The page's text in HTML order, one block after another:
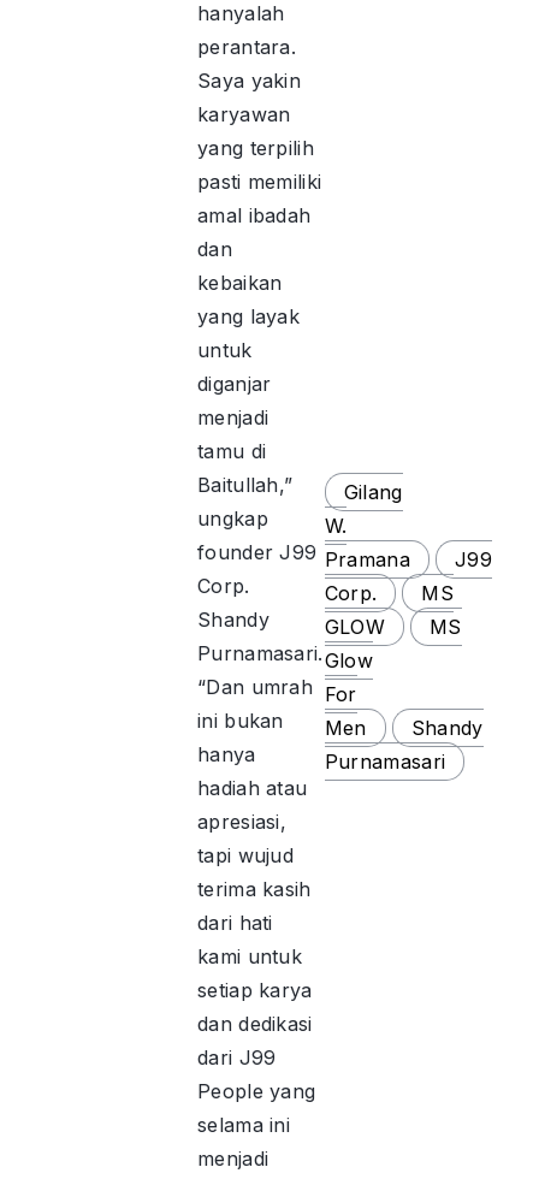
hanyalah
perantara.
Saya yakin
karyawan
yang terpilih
pasti memiliki
amal ibadah
dan
kebaikan
yang layak
untuk
diganjar
menjadi
tamu di
Baitullah,”
ungkap
founder J99
Corp.
Shandy
Purnamasari.
“Dan umrah
ini bukan
hanya
hadiah atau
apresiasi,
tapi wujud
terima kasih
dari hati
kami untuk
setiap karya
dan dedikasi
dari J99
People yang
selama ini
menjadi
Gilang
W.
Pramana
J99
Corp.
MS
GLOW
MS
Glow
For
Men
Shandy
Purnamasari